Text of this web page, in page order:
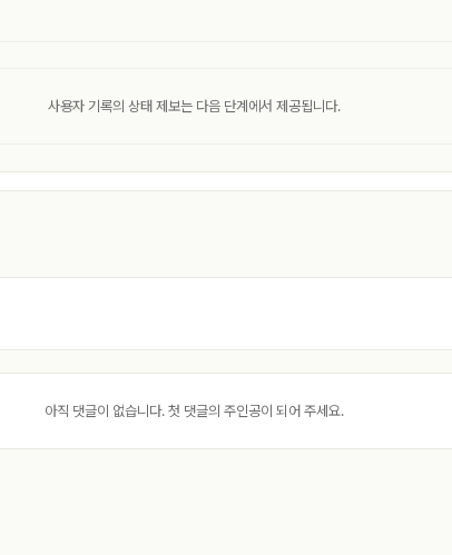
사용자 기록의 상태 제보는 다음 단계에서 제공됩니다.
아직 댓글이 없습니다. 첫 댓글의 주인공이 되어 주세요.